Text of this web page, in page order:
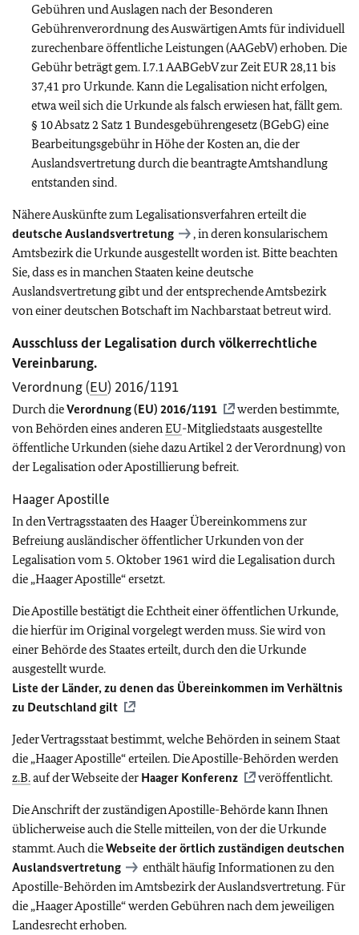
Gebühren und Auslagen nach der Besonderen
Gebührenverordnung des Auswärtigen Amts für individuell
zurechenbare öffentliche Leistungen (AAGebV) erhoben. Die
Gebühr beträgt gem. I.7.1 AABGebV zur Zeit EUR 28,11 bis
37,41 pro Urkunde. Kann die Legalisation nicht erfolgen,
etwa weil sich die Urkunde als falsch erwiesen hat, fällt gem.
§ 10 Absatz 2 Satz 1 Bundesgebührengesetz (BGebG) eine
Bearbeitungsgebühr in Höhe der Kosten an, die der
Auslandsvertretung durch die beantragte Amtshandlung
entstanden sind.
Nähere Auskünfte zum Legalisationsverfahren erteilt die
deutsche Auslandsvertretung
, in deren konsularischem
Amtsbezirk die Urkunde ausgestellt worden ist. Bitte beachten
Sie, dass es in manchen Staaten keine deutsche
Auslandsvertretung gibt und der entsprechende Amtsbezirk
von einer deutschen Botschaft im Nachbarstaat betreut wird.
Ausschluss der Legalisation durch völkerrechtliche
Vereinbarung.
Verordnung (EU) 2016/1191
Durch dieVerordnung (EU) 2016/1191
werden bestimmte,
von Behörden eines anderenEU-Mitgliedstaats ausgestellte
öffentliche Urkunden (siehe dazu Artikel 2 der Verordnung) von
der Legalisation oder Apostillierung befreit.
Haager Apostille
In den Vertragsstaaten des Haager Übereinkommens zur
Befreiung ausländischer öffentlicher Urkunden von der
Legalisation vom 5. Oktober 1961 wird die Legalisation durch
die „Haager Apostille“ ersetzt.
Die Apostille bestätigt die Echtheit einer öffentlichen Urkunde,
die hierfür im Original vorgelegt werden muss. Sie wird von
einer Behörde des Staates erteilt, durch den die Urkunde
ausgestellt wurde.
Liste der Länder, zu denen das Übereinkommen im Verhältnis
zu Deutschland gilt
Jeder Vertragsstaat bestimmt, welche Behörden in seinem Staat
die „Haager Apostille“ erteilen. Die Apostille-Behörden werden
z.B.auf der Webseite der Haager Konferenz veröffentlicht.
Die Anschrift der zuständigen Apostille-Behörde kann Ihnen
üblicherweise auch die Stelle mitteilen, von der die Urkunde
stammt. Auch dieWebseite der örtlich zuständigen deutschen
Auslandsvertretung
enthält häufig Informationen zu den
Apostille-Behörden im Amtsbezirk der Auslandsvertretung. Für
die „Haager Apostille“ werden Gebühren nach dem jeweiligen
Landesrecht erhoben.